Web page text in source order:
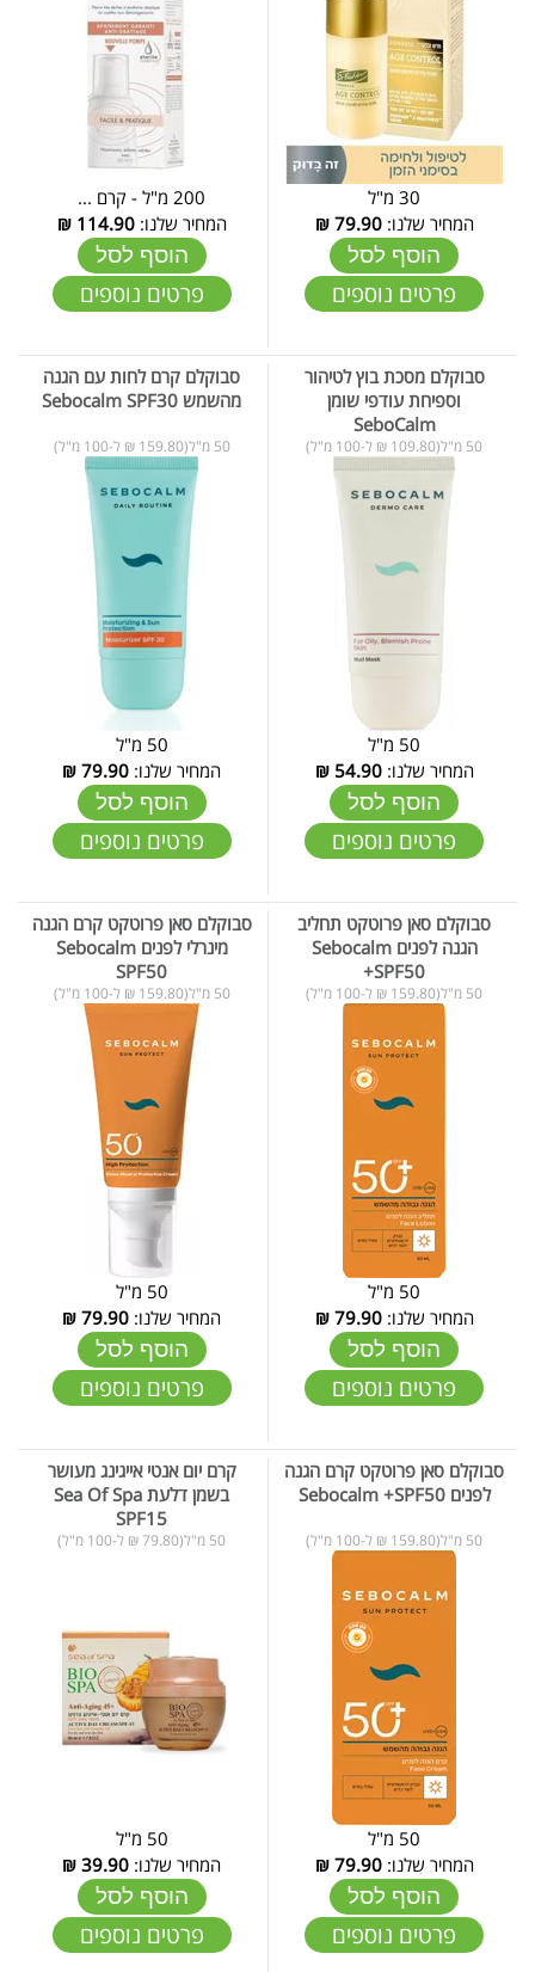
30 מ"ל
המחיר שלנו:79.90
₪
הוסף לסל
פרטים נוספים
200 מ"ל - קרם ...
המחיר שלנו:114.90
₪
הוסף לסל
פרטים נוספים
סבוקלם מסכת בוץ לטיהור
וספיחת עודפי שומן
SeboCalm
50 מ"ל(109.80 ₪ ל-100 מ"ל)
50 מ"ל
המחיר שלנו:54.90
₪
הוסף לסל
פרטים נוספים
סבוקלם קרם לחות עם הגנה
מהשמש Sebocalm SPF30
50 מ"ל(159.80 ₪ ל-100 מ"ל)
50 מ"ל
המחיר שלנו: 79.90
₪
הוסף לסל
פרטים נוספים
סבוקלם סאן פרוטקט תחליב
הגנה לפנים Sebocalm
+SPF50
50 מ"ל(159.80 ₪ ל-100 מ"ל)
50 מ"ל
המחיר שלנו:79.90
₪
הוסף לסל
פרטים נוספים
סבוקלם סאן פרוטקט קרם הגנה
מינרלי לפנים Sebocalm
SPF50
50 מ"ל(159.80 ₪ ל-100 מ"ל)
50 מ"ל
המחיר שלנו: 79.90
₪
הוסף לסל
פרטים נוספים
סבוקלם סאן פרוטקט קרם הגנה
לפנים Sebocalm +SPF50
50 מ"ל(159.80 ₪ ל-100 מ"ל)
50 מ"ל
המחיר שלנו:79.90
₪
הוסף לסל
פרטים נוספים
קרם יום אנטי אייגינג מעושר
בשמן דלעת Sea Of Spa
SPF15
50 מ"ל(79.80 ₪ ל-100 מ"ל)
50 מ"ל
המחיר שלנו: 39.90
₪
הוסף לסל
פרטים נוספים